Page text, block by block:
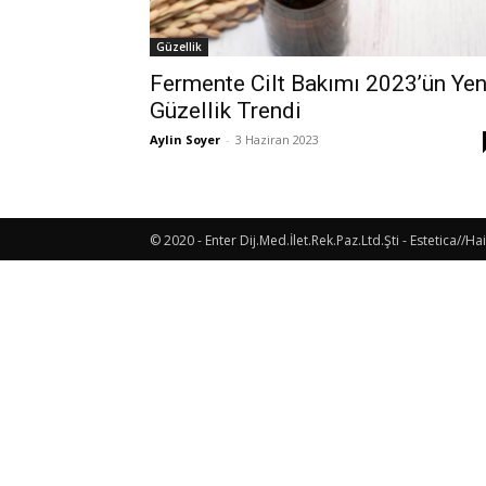
Güzellik
Fermente Cilt Bakımı 2023’ün
Güzellik Trendi
Aylin Soyer - 3 Haziran 2023
© 2020 - Enter Dij.Med.İlet.Rek.Paz.Ltd.Şti - Estetica//